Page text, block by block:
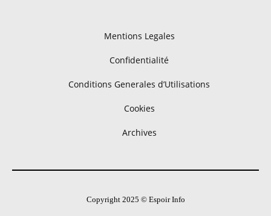
Mentions Legales
Confidentialité
Conditions Generales d’Utilisations
Cookies
Archives
Copyright 2025 © Espoir Info